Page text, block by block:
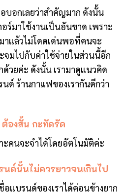
อกเลยว่าสำคัญมาก ดังนั้น
ร์มาใช้งานเป็นอันขาด เพราะ
าแล้วไม่โดดเด่นพอที่คนจะ
จมไปกับค่าใช้จ่ายในส่วนนี้อีก
ด้วยค่ะ ดังนั้น เรามาดูแนวคิด
ด์ ร้านกาแฟของเรากันดีกว่า
องสั้น กะทัดรัด
ะคนจะจำได้โดยอัตโนมัติค่ะ
ด์นั้นไม่ควรยาวจนเกินไป
แบรนด์ของเราได้ค่อนข้างยาก